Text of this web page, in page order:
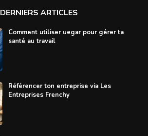
DERNIERS ARTICLES
Comment utiliser uegar pour gérer ta
santé au travail
Référencer ton entreprise via Les
Entreprises Frenchy